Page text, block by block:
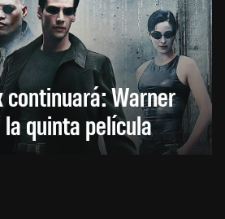
Warner
quinta película